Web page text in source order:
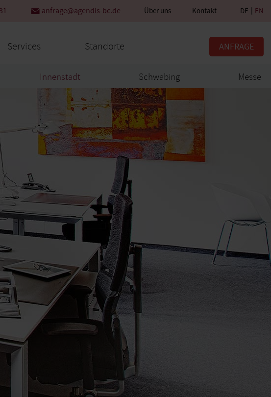
anfrage@agendis-bc.de Über uns Kontakt DE EN
Services Standorte ANFRAGE
Innenstadt Schwabing Messe